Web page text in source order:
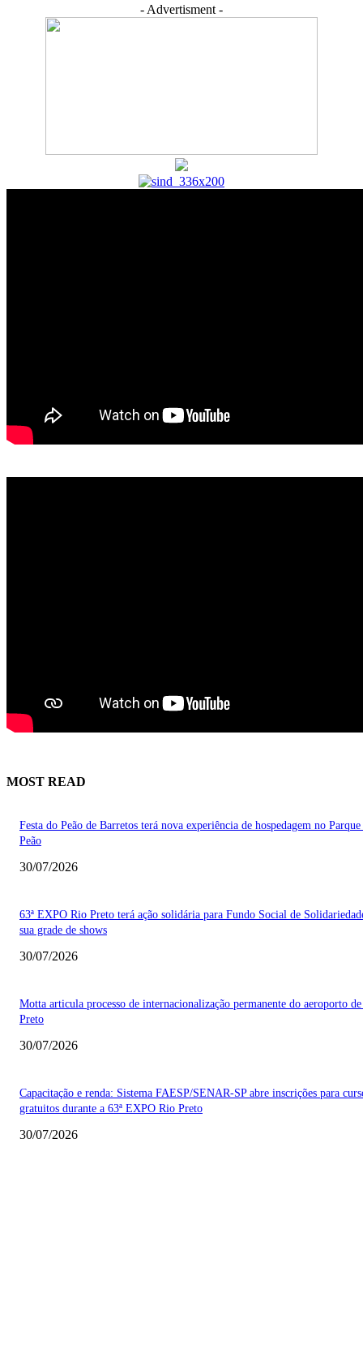
- Advertisment -
MOST READ
Festa do Peão de Barretos terá nova experiência de hospedagem no
Peão
30/07/2026
63ª EXPO Rio Preto terá ação solidária para Fundo Social de
sua grade de shows
30/07/2026
Motta articula processo de internacionalização permanente do aeroporto
Preto
30/07/2026
Capacitação e renda: Sistema FAESP/SENAR-SP abre inscrições para
gratuitos durante a 63ª EXPO Rio Preto
30/07/2026